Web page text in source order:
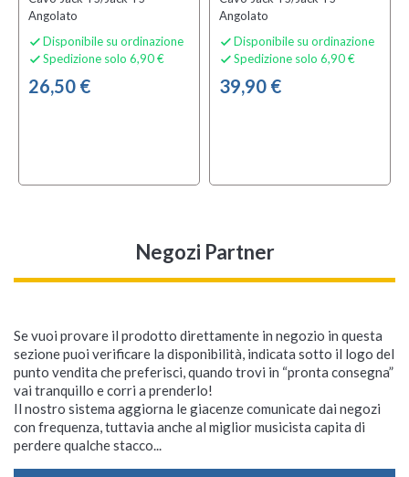
Angolato
 Disponibile su ordinazione
 Spedizione solo 6,90 €
26,50 €
Angolato
 Disponibile su ordinazione
 Spedizione solo 6,90 €
39,90 €
Negozi Partner
Se vuoi provare il prodotto direttamente in negozio in questa
sezione puoi verificare la disponibilità, indicata sotto il logo del
punto vendita che preferisci, quando trovi in “pronta consegna”
vai tranquillo e corri a prenderlo!
Il nostro sistema aggiorna le giacenze comunicate dai negozi
con frequenza, tuttavia anche al miglior musicista capita di
perdere qualche stacco...